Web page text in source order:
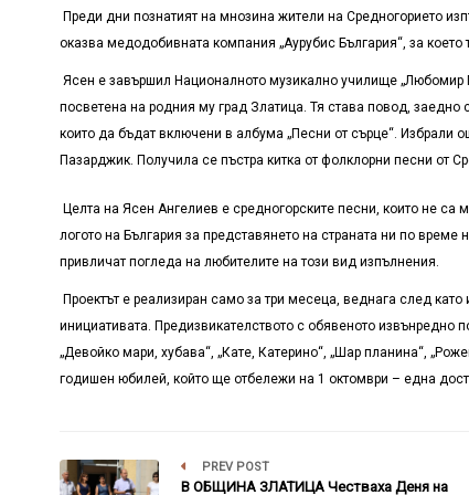
Преди дни познатият на мнозина жители на Средногорието
оказва медодобивната компания „Аурубис България“, за
Ясен е завършил Националното музикално училище „Любомир
посветена на родния му град Златица. Тя става повод, заедно
които да бъдат включени в албума „Песни от сърце“. Избрали
Пазарджик. Получила се пъстра китка от фолклорни песни от
Целта на Ясен Ангелиев е средногорските песни, които не са
логото на България за представянето на страната ни по
привличат погледа на любителите на този вид изпълнения.
Проектът е реализиран само за три месеца, веднага след
инициативата. Предизвикателството с обявеното
„Девойко мари, хубава“, „Кате, Катерино“, „Шар планина“,
годишен юбилей, който ще отбележи на 1 октомври – една
PREV POST
В ОБЩИНА ЗЛАТИЦА Честваха Деня на